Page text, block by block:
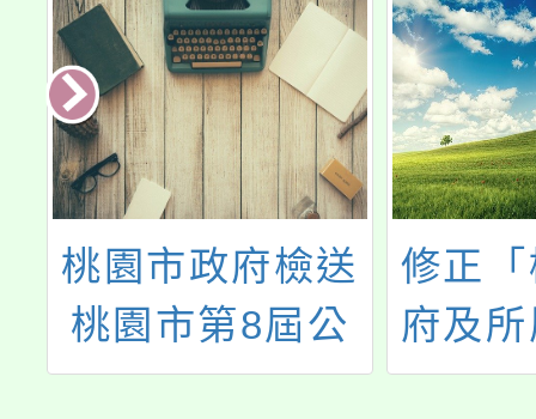
修正「桃園市政
府及所屬各機關
學校約用人員進
有關
行政
動部